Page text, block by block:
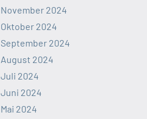
November 2024
Oktober 2024
September 2024
August 2024
Juli 2024
Juni 2024
Mai 2024